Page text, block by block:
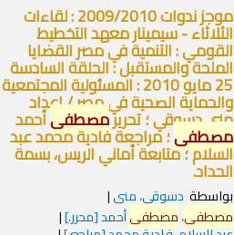
موجز ندوات 2009/2010 : لقاءات
الثلاثاء - سيمينار معهد التخطيط
القومي : التنمية في مصر القضايا
الملحة والمستقبل : الحلقة السادسة
25 مايو 2010 : المسئولية المجتمعية
والحماية الصحية في مصر /إعداد
منى دسوقي ؛ تحريرمصطفىأحمد
مصطفى؛ مراجعة فادية محمد عبد
السلام ؛ متابعة أماني الريس، بسمة
الحداد.
بواسطة دسوقى، منى
مصطفى،مصطفىأحمد[محرر.]